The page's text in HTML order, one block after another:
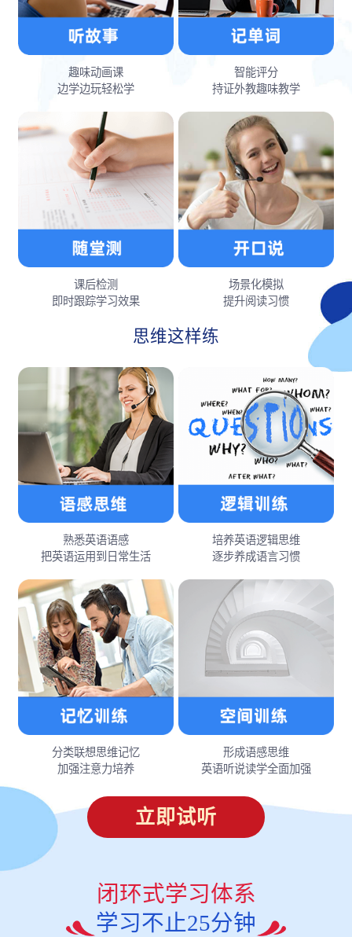
趣味动画课
边学边玩轻松学
智能评分
持证外教趣味教学
课后检测
即时跟踪学习效果
场景化模拟
提升阅读习惯
思维这样练
熟悉英语语感
把英语运用到日常生活
培养英语逻辑思维
逐步养成语言习惯
分类联想思维记忆
加强注意力培养
形成语感思维
英语听说读学全面加强
立即试听
闭环式学习体系
学习不止25分钟